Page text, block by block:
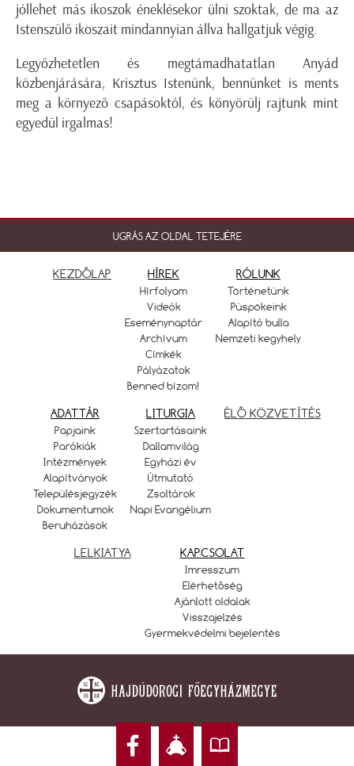
jóllehet más ikoszok éneklésekor ülni szoktak, de ma az
Istenszülő ikoszait mindannyian állva hallgatjuk végig.
Legyőzhetetlen és megtámadhatatlan Anyád
közbenjárására, Krisztus Istenünk, bennünket is ments
meg a környező csapásoktól, és könyörülj rajtunk mint
egyedül irgalmas!
UGRÁS AZ OLDAL TETEJÉRE
KEZDŐLAP HÍREK
Hírfolyam
Videók
Eseménynaptár
Archívum
Címkék
Pályázatok
Benned bízom!
RÓLUNK
Történetünk
Püspökeink
Alapító bulla
Nemzeti kegyhely
ADATTÁR
Papjaink
Parókiák
Intézmények
Alapítványok
Településjegyzék
Dokumentumok
Beruházások
LITURGIA
Szertartásaink
Dallamvilág
Egyházi év
Útmutató
Zsoltárok
Napi Evangélium
ÉLŐ KÖZVETÍTÉS
LELKIATYA KAPCSOLAT
Imresszum
Elérhetőség
Ajánlott oldalak
Visszajelzés
Gyermekvédelmi bejelentés